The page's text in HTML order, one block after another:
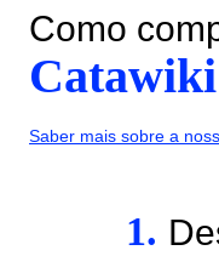
Como
Catawiki
Saber mais sobre a
1.